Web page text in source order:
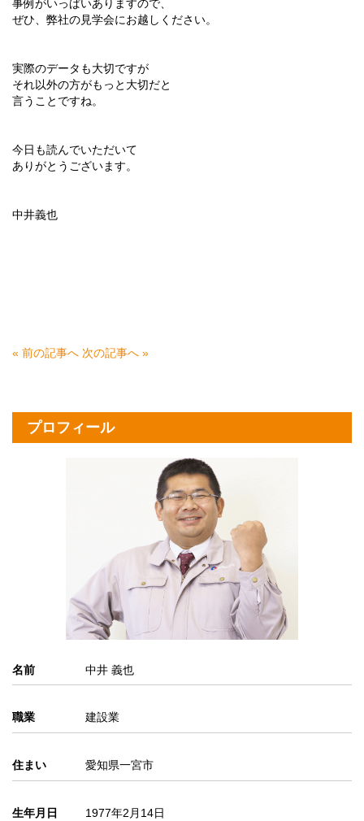
事例がいっぱいありますので、
ぜひ、弊社の見学会にお越しください。
実際のデータも大切ですが
それ以外の方がもっと大切だと
言うことですね。
今日も読んでいただいて
ありがとうございます。
中井義也
« 前の記事へ 次の記事へ »
プロフィール
名前 中井 義也
職業 建設業
住まい 愛知県一宮市
生年月日 1977年2月14日